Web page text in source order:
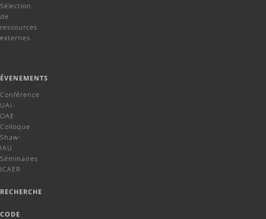
Sélection
de
ressources
externes
ÉVENEMENTS
Conférence
UAI-
OAE
Colloque
Shaw-
IAU
Séminaires
ICAER
RECHERCHE
CODE